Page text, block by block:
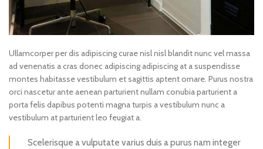
Ullamcorper per dis adipiscing curae nisl nisl blandit nunc vel massa
ad venenatis a cras donec adipiscing adipiscing at a suspendisse
montes habitasse vestibulum et sagittis aptent ornare. Purus nostra
orci nascetur ante aenean parturient nullam conubia parturient a
porta felis dapibus potenti magna turpis a vestibulum nunc a
vestibulum at parturient leo feugiat a.
Scelerisque a vulputate varius duis a purus nam integer